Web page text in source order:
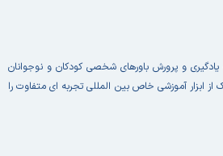
و پرورش باورهای شخصی کودکان و نوجوانان
از ابزار آموزشی خاص بین المللی تجربه ای متفاوت را